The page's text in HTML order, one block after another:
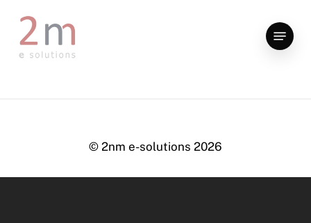
main
content
Menu
© 2nm e-solutions 2026